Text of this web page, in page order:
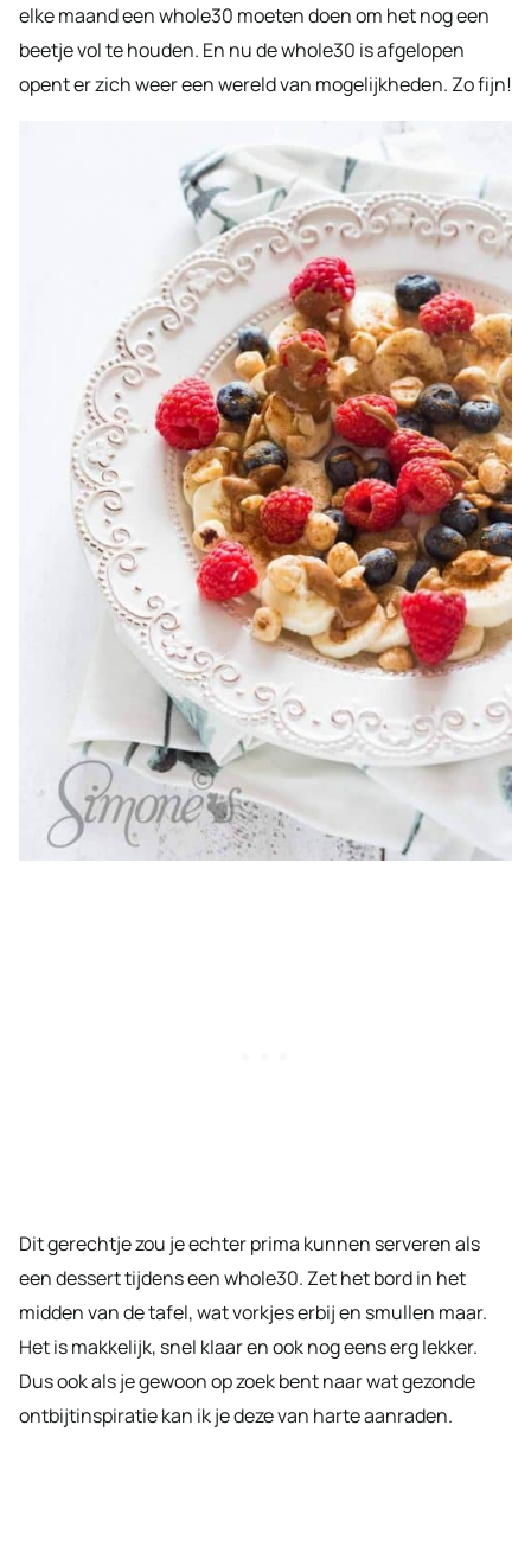
elke maand een whole30 moeten doen om het nog een
beetje vol te houden. En nu de whole30 is afgelopen
opent er zich weer een wereld van mogelijkheden. Zo fijn!
Dit gerechtje zou je echter prima kunnen serveren als
een dessert tijdens een whole30. Zet het bord in het
midden van de tafel, wat vorkjes erbij en smullen maar.
Het is makkelijk, snel klaar en ook nog eens erg lekker.
Dus ook als je gewoon op zoek bent naar wat gezonde
ontbijtinspiratie kan ik je deze van harte aanraden.